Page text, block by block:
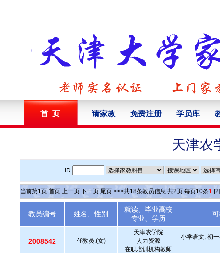
首 页 请家教 免费注册 学员库
天津农
ID
当前第1页 首页 上一页 下一页 尾页 >>>共18条教员信息 共2页 每页10条1 [2]
教员编号 姓名、性别
就读、毕业高校
专业、学历
2008542 任教员.(女)
天津农学院
人力资源
在职培训机构教师
小学语文, 初